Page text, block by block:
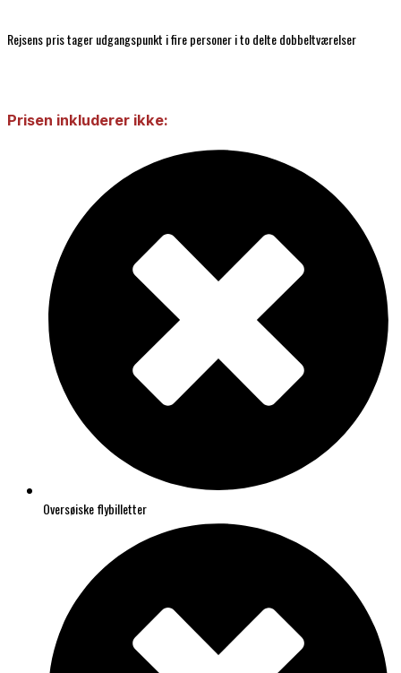
Rejsens pris tager udgangspunkt i fire personer i to delte dobbeltværelser
Prisen inkluderer ikke:
Oversøiske flybilletter